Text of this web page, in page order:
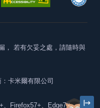
， 若有欠妥之處，請隨時與
：卡米爾有限公司
、Firefox57+、Edge79+及